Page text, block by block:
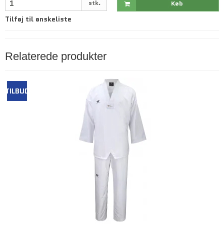
stk. Køb
Tilføj til ønskeliste
Relaterede produkter
TILBUD